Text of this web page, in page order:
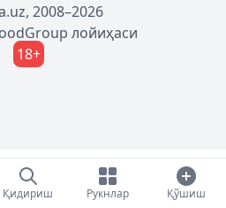
2008–2026
лойиҳаси
18+
Қидириш Рукнлар Қўшиш